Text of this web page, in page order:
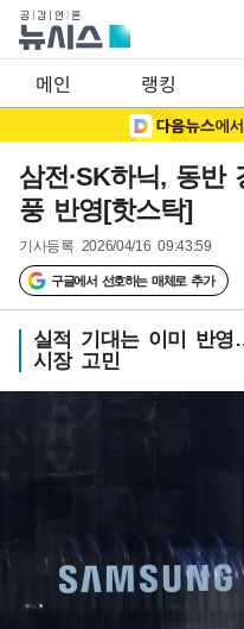
메인 랭킹
삼전·SK하닉, 동
풍 반영[핫스탁]
기사등록 2026/04/16 09:43:59
구글에서 선호하는 매체로 추가
실적 기대는 이미 반
시장 고민